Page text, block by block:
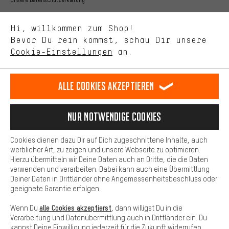
Sprache"
Deutsch
DE english
EN español
ES français
FR
VERTRAG WIDERRUFEN Aachener Community Affiliateprogramm
Datenschutz Allgemeine Geschäftsbedingungen
Hinweisgebersystem Hinweise zur Batterieentsorgung
Cookie-Einstellungen Kontrast ändern
Alle Preise verstehen sich in Euro und exkl. MwSt zuzüglich
Versandkostenfür Lieferung nachUSA.
Hi, willkommen zum Shop!
Bevor Du rein kommst, schau Dir unsere
Cookie-Einstellungen an.
Uns interessiert, was Du in unserem Shop suchst und brauchst.
selbst Einfluss auf die Verbesserung unserer Webseite und
unseres Shop-Angebots.
Dein Shopping-Erlebnis wird komfortabler. Mit Komfort-Cookies
stellen wir Verknüpfungen zu Social Media Plattformen her. So
können wir dir weitere nützliche Inhalte und Informationen zur
Verfügung stellen. Zudem hast du die Möglichkeit zusätzliche
Services zu nutzen, die es dir erleichtern die richtigen Produkte zu
finden. Beispielsweise bieten wir eine Chat-Funktion an, damit
Fragen schnell und unkompliziert beantwortet werden können.
Basis
Basis-Cookies gewährleisten, dass Du unsere Webseite
grundsätzlich nutzen kannst.
Alle Cookies akzeptieren
Nur Notwendige Cookies
Cookies dienen dazu Dir auf Dich zugeschnittene Inhalte, auch
werblicher Art, zu zeigen und unsere Webseite zu optimieren.
Hierzu übermitteln wir Deine Daten auch an Dritte, die die Daten
verwenden und verarbeiten. Dabei kann auch eine Übermittlung
Deiner Daten in Drittländer ohne Angemessenheitsbeschluss oder
geeignete Garantie erfolgen.
Wenn Du alle Cookies akzeptierst , dann willigst Du in die
Verarbeitung und Datenübermittlung auch in Drittländer ein. Du
kannst Deine Einwilligung jederzeit für die Zukunft widerrufen.